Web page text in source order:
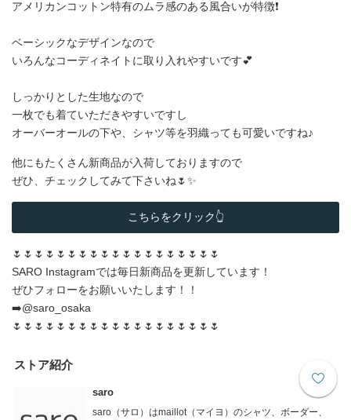
アメリカンコットン特有のムラ感のある風合いが特徴❗
ベーシックなデザインなので
いろんなコーディネイトに取り入れやすいです💕
しっかりとした生地なので
一枚でも着ていただきやすいですし
オーバーオールの下や、シャツ等を羽織っても可愛いですね♪
他にもたくさん新商品が入荷しておりますので
ぜひ、チェックしてみて下さいね🌷✨
こちらをクリック👆
🌷🌷🌷🌷🌷🌷🌷🌷🌷🌷🌷🌷🌷🌷🌷🌷🌷🌷🌷
SARO Instagramでは毎日新商品を更新しています！
ぜひフォローをお願いいたします！！
➡️@saro_osaka
🌷🌷🌷🌷🌷🌷🌷🌷🌷🌷🌷🌷🌷🌷🌷🌷🌷🌷🌷
ストア紹介
saro
saro（サロ）はmaillot（マイヨ）のシャツ、ボーダー、